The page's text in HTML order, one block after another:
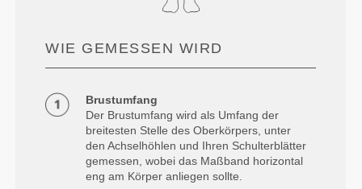
WIE GEMESSEN WIRD
Brustumfang
Der Brustumfang wird als Umfang der
breitesten Stelle des Oberkörpers, unter
den Achselhöhlen und Ihren Schulterblätter
gemessen, wobei das Maßband horizontal
eng am Körper anliegen sollte.